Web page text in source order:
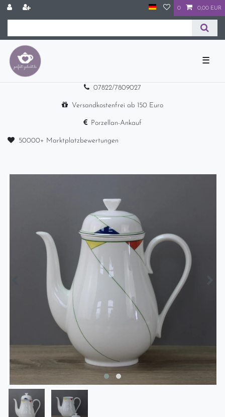
0 0,00 EUR
☰
07822/7809027
Versandkostenfrei ab 150 Euro
Porzellan-Ankauf
50000+ Marktplatzbewertungen